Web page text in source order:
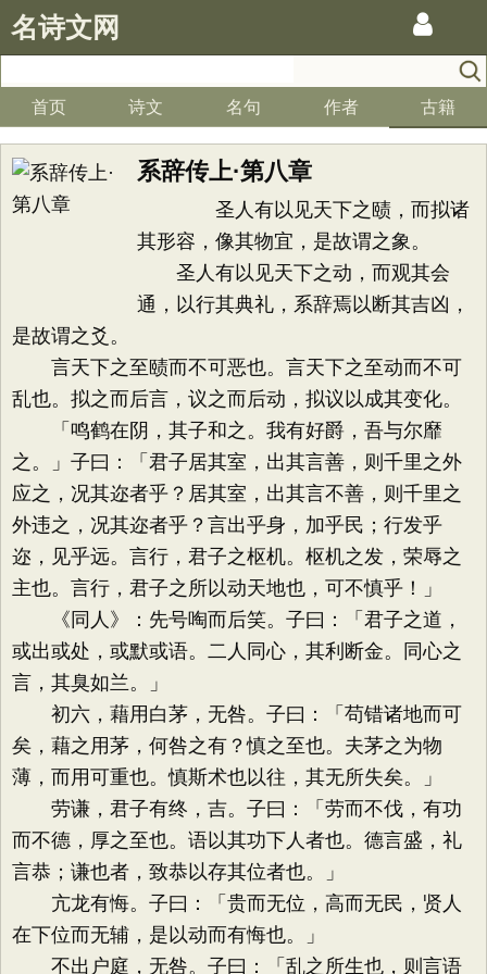
名诗文网
首页 诗文 名句 作者 古籍
系辞传上·第八章
圣人有以见天下之赜，而拟诸
其形容，像其物宜，是故谓之象。
圣人有以见天下之动，而观其会
通，以行其典礼，系辞焉以断其吉凶，
是故谓之爻。
言天下之至赜而不可恶也。言天下之至动而不可
乱也。拟之而后言，议之而后动，拟议以成其变化。
「鸣鹤在阴，其子和之。我有好爵，吾与尔靡
之。」子曰：「君子居其室，出其言善，则千里之外
应之，况其迩者乎？居其室，出其言不善，则千里之
外违之，况其迩者乎？言出乎身，加乎民；行发乎
迩，见乎远。言行，君子之枢机。枢机之发，荣辱之
主也。言行，君子之所以动天地也，可不慎乎！」
《同人》：先号啕而后笑。子曰：「君子之道，
或出或处，或默或语。二人同心，其利断金。同心之
言，其臭如兰。」
初六，藉用白茅，无咎。子曰：「苟错诸地而可
矣，藉之用茅，何咎之有？慎之至也。夫茅之为物
薄，而用可重也。慎斯术也以往，其无所失矣。」
劳谦，君子有终，吉。子曰：「劳而不伐，有功
而不德，厚之至也。语以其功下人者也。德言盛，礼
言恭；谦也者，致恭以存其位者也。」
亢龙有悔。子曰：「贵而无位，高而无民，贤人
在下位而无辅，是以动而有悔也。」
不出户庭，无咎。子曰：「乱之所生也，则言语